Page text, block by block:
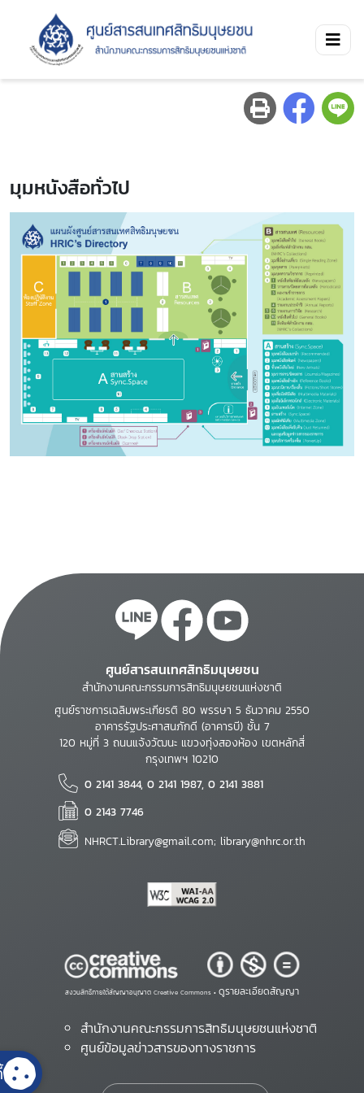
มุมหนังสือทั่วไป
ศูนย์สารสนเทศสิทธิมนุษยชน
สำนักงานคณะกรรมการสิทธิมนุษยชนแห่งชาติ
ศูนย์ราชการเฉลิมพระเกียรติ 80 พรรษา 5 ธันวาคม 2550
อาคารรัฐประศาสนภักดี (อาคารบี) ชั้น 7
120 หมู่ที่ 3 ถนนแจ้งวัฒนะ แขวงทุ่งสองห้อง เขตหลักสี่
กรุงเทพฯ 10210
0 2141 3844, 0 2141 1987, 0 2141 3881
0 2143 7746
NHRCT.Library@gmail.com; library@nhrc.or.th
สงวนสิทธิ์ภายใต้สัญญาอนุญาต Creative Commons • ดูรายละเอียดสัญญา
สำนักงานคณะกรรมการสิทธิมนุษยชนแห่งชาติ
ศูนย์ข้อมูลข่าวสารของทางราชการ